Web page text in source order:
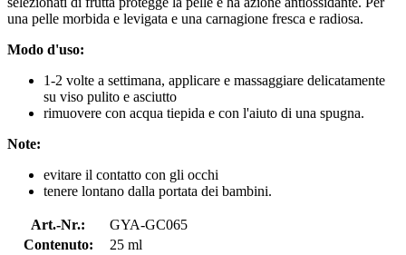
una pelle morbida e levigata e una carnagione fresca e radiosa.
Modo d'uso:
1-2 volte a settimana, applicare e massaggiare delicatamente
su viso pulito e asciutto
rimuovere con acqua tiepida e con l'aiuto di una spugna.
Note:
evitare il contatto con gli occhi
tenere lontano dalla portata dei bambini.
Art.-Nr.:
GYA-GC065
Contenuto:
25 ml